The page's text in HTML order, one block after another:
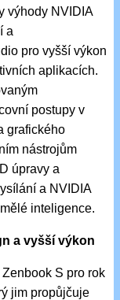
výhody NVIDIA
a
pro vyšší výkon
aplikacích.
postupy v
grafického
nástrojům
úpravy a
a NVIDIA
inteligence.
a vyšší výkon
S pro rok
jim propůjčuje